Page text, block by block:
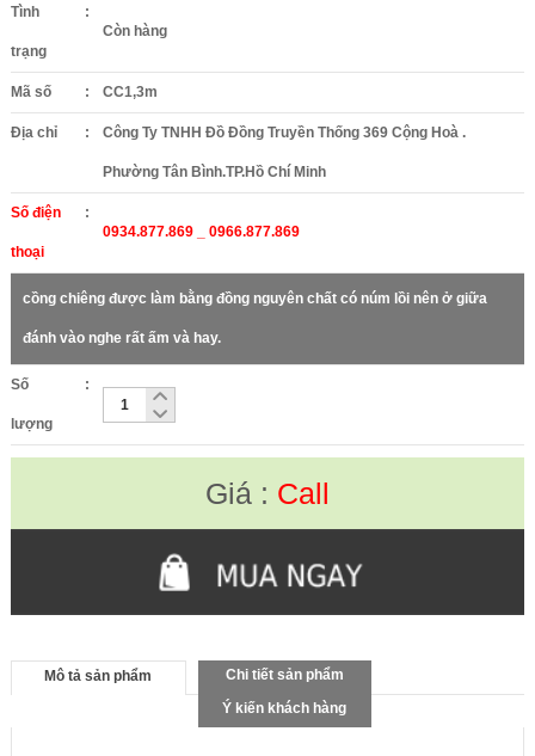
Tình
trạng
:
Còn hàng
Mã số : CC1,3m
Địa chỉ : Công Ty TNHH Đồ Đồng Truyền Thống 369 Cộng Hoà .
Phường Tân Bình.TP.Hồ Chí Minh
Số điện
thoại
:
0934.877.869 _ 0966.877.869
cồng chiêng được làm bằng đồng nguyên chất có núm lồi nên ở giữa
đánh vào nghe rất ấm và hay.
Số
lượng
:
Giá : Call
Mô tả sản phẩm
Chi tiết sản phẩm
Ý kiến khách hàng